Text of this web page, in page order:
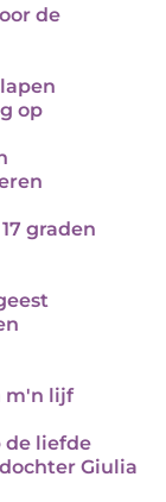
de
op
graden
m'n lijf
de liefde
Giulia